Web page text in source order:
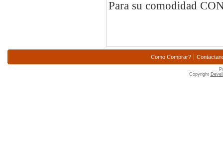
Para su comodidad
Como Comprar? |
Copyright